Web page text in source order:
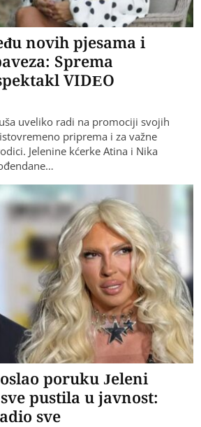
novih pjesama i
Sprema
VIDEO
uveliko radi na promociji svojih
priprema i za važne
Jelenine kćerke Atina i Nika
poruku Jeleni
pustila u javnost:
sve